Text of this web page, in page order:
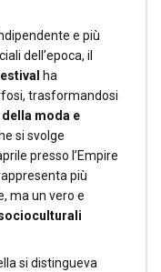
e più
dell’epoca, il
ha
trasformandosi
moda e
si svolge
presso l’Empire
più
ma un vero e
si distingueva